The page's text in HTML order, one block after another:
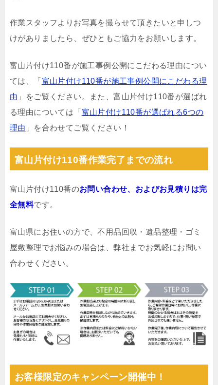
作業スタッフよりお写真を撮らせて頂きたいと申しつ
けがありましたら、ぜひともご協力をお願いします。
富山片付け110番が施工事例公開にこだわる理由につい
ては、「 富山片付け110番が施工事例公開にこだわる理
由 」をご覧ください。また、富山片付け110番が選ばれ
る理由については「 富山片付け110番が選ばれる6つの
理由 」を合わせてご覧ください！
富山片付け110番作業完了までの流れ
富山片付け110番のお問い合わせ、およびお見積りは完
全無料です。
富山県にお住いの方で、不用品回収・遺品整理・ゴミ
屋敷整理でお悩みの場合は、弊社までお気軽にお問い
合わせください。
お客様限定のキャンペーン開催中！